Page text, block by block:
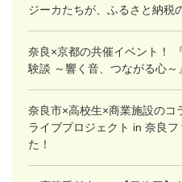
ジーカたちが、ふるさと納税
奈良×京都の共催イベント！
験談 ～響く音、つながる心～
奈良市×高校生×商業施設のコ
ライブプロジェクト in 奈良
た！